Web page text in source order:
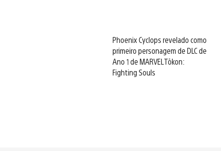
Phoenix Cyclops revelado como
primeiro personagem de DLC de
Ano 1 de MARVEL Tōkon:
Fighting Souls